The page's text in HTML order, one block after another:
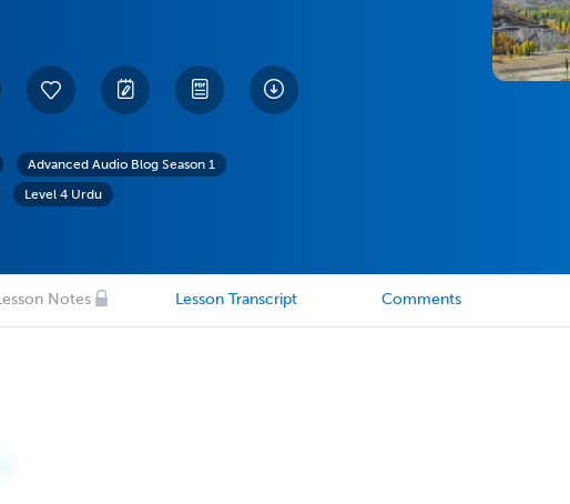
Advanced Audio Blog Season 1
Level 4 Urdu
Notes Lesson Transcript Comments